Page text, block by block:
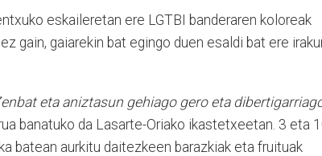
eskaileretan ere LGTBI banderaren koloreak
gain, gaiarekin bat egingo duen esaldi bat ere
eta aniztasun gehiago gero eta
banatuko da Lasarte-Oriako ikastetxeetan. 3 eta
batean aurkitu daitezkeen barazkiak eta fruituak